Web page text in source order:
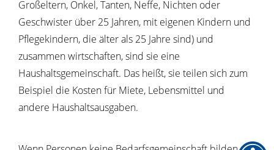
Großeltern, Onkel, Tanten, Neffe, Nichten oder
Geschwister über 25 Jahren, mit eigenen Kindern und
Pflegekindern, die älter als 25 Jahre sind) und
zusammen wirtschaften, sind sie eine
Haushaltsgemeinschaft. Das heißt, sie teilen sich zum
Beispiel die Kosten für Miete, Lebensmittel und
andere Haushaltsausgaben.